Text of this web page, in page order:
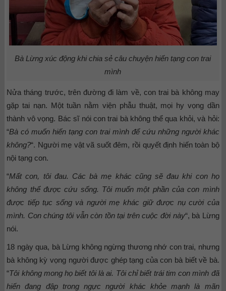
Bà Lừng xúc động khi chia sẻ câu chuyện hiến tạng con trai
mình
Nửa tháng trước, trên đường đi làm về, con trai bà không may
gặp tai nạn. Một tuần nằm viện phẫu thuật, mọi hy vọng dần
thành vô vọng. Bác sĩ nói con trai bà không thể qua khỏi, và hỏi:
“Bà có muốn hiến tạng con trai mình để cứu những người khác
không?“. Người mẹ vật vã suốt đêm, rồi quyết định hiến toàn bộ
nội tạng con.
“Mất con, tôi đau. Các bà mẹ khác cũng sẽ đau khi con họ
không thể được cứu sống. Tôi muốn một phần của con mình
được tiếp tục sống và người mẹ khác giữ được nụ cười của
mình. Con chúng tôi vẫn còn tồn tại trên cuộc đời này“, bà Lừng
nói.
18 ngày qua, bà Lừng không ngừng thương nhớ con trai, nhưng
bà không kỳ vọng người được ghép tạng của con bà biết về bà.
“Tôi không mong họ biết tôi là ai. Tôi chỉ biết trái tim con mình đã
hiến đang đập trong ngực người khác khỏe mạnh là mãn